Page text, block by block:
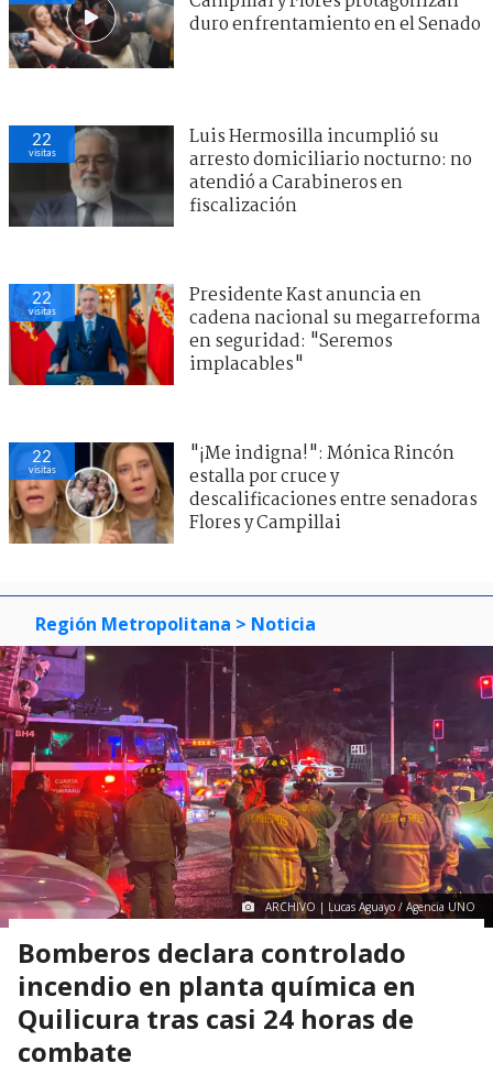
duro enfrentamiento en el Senado
22
visitas
Luis Hermosilla incumplió su
arresto domiciliario nocturno: no
atendió a Carabineros en
fiscalización
22
visitas
Presidente Kast anuncia en
cadena nacional su megarreforma
en seguridad: "Seremos
implacables"
22
visitas
"¡Me indigna!": Mónica Rincón
estalla por cruce y
descalificaciones entre senadoras
Flores y Campillai
Región Metropolitana > Noticia
ARCHIVO | Lucas Aguayo / Agencia UNO
Bomberos declara controlado
incendio en planta química en
Quilicura tras casi 24 horas de
combate